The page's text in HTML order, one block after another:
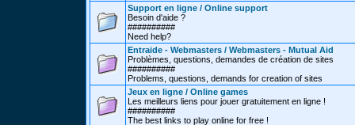
Support en ligne / Online support
Besoin d'aide ?
##########
Need help?
Entraide - Webmasters / Webmasters - Mutual Aid
Problèmes, questions, demandes de création de sites
##########
Problems, questions, demands for creation of sites
Jeux en ligne / Online games
Les meilleurs liens pour jouer gratuitement en ligne !
##########
The best links to play online for free !